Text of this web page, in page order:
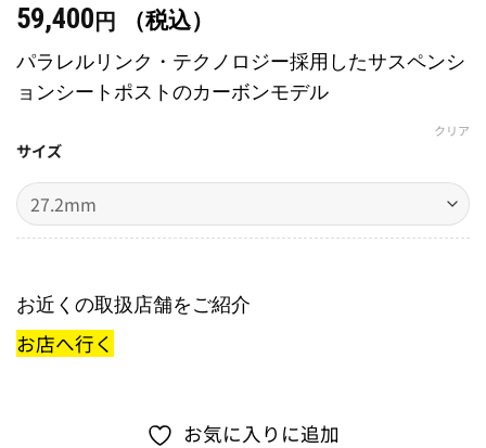
59,400 円 （税込）
パラレルリンク・テクノロジー採用したサスペンシ
ョンシートポストのカーボンモデル
サイズ
クリア
お近くの取扱店舗をご紹介
お店へ行く
お気に入りに追加